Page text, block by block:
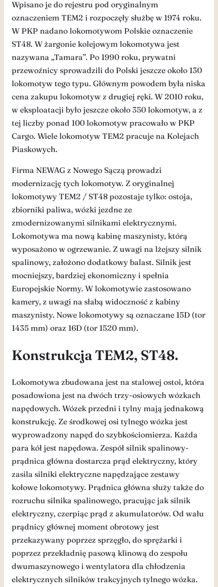
Wpisano je do rejestru pod oryginalnym
oznaczeniem TEM2 i rozpoczęły służbę w 1974 roku.
W PKP nadano lokomotywom Polskie oznaczenie
ST48. W żargonie kolejowym lokomotywa jest
nazywana „Tamara”. Po 1990 roku, prywatni
przewoźnicy sprowadzili do Polski jeszcze około 130
lokomotyw tego typu. Głównym powodem była niska
cena zakupu lokomotyw z drugiej ręki. W 2010 roku,
w eksploatacji było jeszcze około 350 lokomotyw, a z
tej liczby ponad 100 lokomotyw pracowało w PKP
Cargo. Wiele lokomotyw TEM2 pracuje na Kolejach
Piaskowych.
Firma NEWAG z Nowego Sączą prowadzi
modernizację tych lokomotyw. Z oryginalnej
lokomotywy TEM2 / ST48 pozostaje tylko: ostoja,
zbiorniki paliwa, wózki jezdne ze
zmodernizowanymi silnikami elektrycznymi.
Lokomotywa ma nową kabinę maszynisty, którą
wyposażono w ogrzewanie. Z uwagi na lżejszy silnik
spalinowy, założono dodatkowy balast. Silnik jest
mocniejszy, bardziej ekonomiczny i spełnia
Europejskie Normy. W lokomotywie zastosowano
kamery, z uwagi na słabą widoczność z kabiny
maszynisty. Nowe lokomotywy są oznaczane 15D (tor
1435 mm) oraz 16D (tor 1520 mm).
Konstrukcja TEM2, ST48.
Lokomotywa zbudowana jest na stalowej ostoi, która
posadowiona jest na dwóch trzy-osiowych wózkach
napędowych. Wózek przedni i tylny mają jednakową
konstrukcję. Ze środkowej osi tylnego wózka jest
wyprowadzony napęd do szybkościomierza. Każda
para kół jest napędowa. Zespół silnik spalinowy-
prądnica główna dostarcza prąd elektryczny, który
zasila silniki elektryczne napędzające zestawy
kołowe lokomotywy. Prądnica główna służy także do
rozruchu silnika spalinowego, pracując jak silnik
elektryczny, czerpiąc prąd z akumulatorów. Od wału
prądnicy głównej moment obrotowy jest
przekazywany poprzez sprzęgło, do sprężarki i
poprzez przekładnię pasową klinową do zespołu
dwumaszynowego i wentylatora dla chłodzenia
elektrycznych silników trakcyjnych tylnego wózka.